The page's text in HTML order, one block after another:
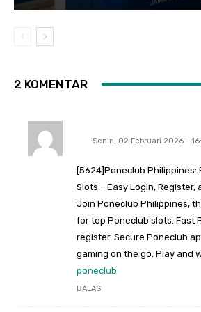
2 KOMENTAR
Senin, 02 Februari 2026 -
[5624]Poneclub Philippines:
Slots – Easy Login, Register,
Join Poneclub Philippines,
for top Poneclub slots. Fast
register. Secure Poneclub
gaming on the go. Play and
poneclub
BALAS